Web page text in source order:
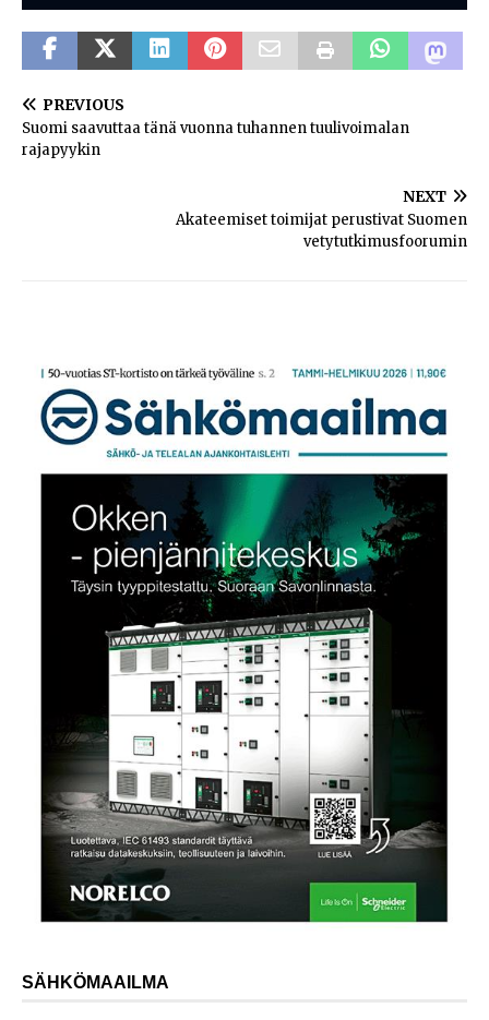
PREVIOUS
Suomi saavuttaa tänä vuonna tuhannen tuulivoimalan
rajapyykin
NEXT
Akateemiset toimijat perustivat Suomen
vetytutkimusfoorumin
SÄHKÖMAAILMA